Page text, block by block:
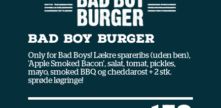
BAD BOY BURGER
Only for Bad Boys! Lækre spareribs (uden ben),
'Apple Smoked Bacon', salat, tomat, pickles,
mayo, smoked BBQ og cheddarost + 2 stk.
sprøde løgringe!